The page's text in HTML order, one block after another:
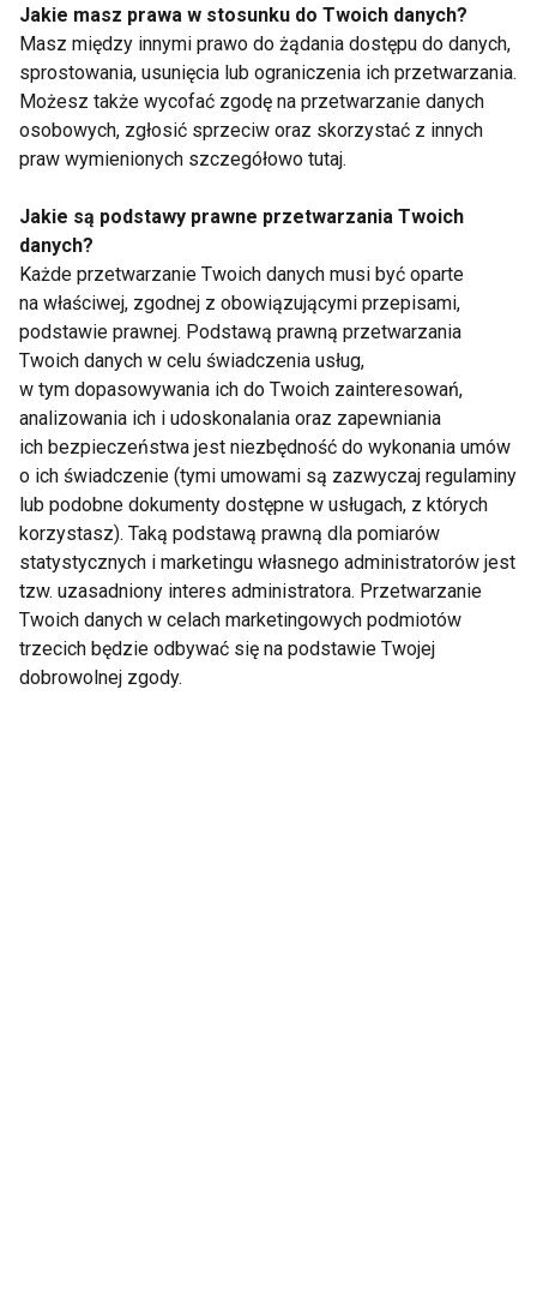
spędzonym z wnukami, a czasem przeznaczonym
na zaspokajanie własnych potrzeb i spełnianie
marzeń.
www.fit.pl
WIEK DZIEŃ BABCI SENIOR
Wiek
Otyłość i nadwaga u
dzieci to coraz
Antybiotykooporność
Jakie masz prawa w stosunku do Twoich danych?
Masz między innymi prawo do żądania dostępu do danych,
sprostowania, usunięcia lub ograniczenia ich przetwarzania.
Możesz także wycofać zgodę na przetwarzanie danych
osobowych, zgłosić sprzeciw oraz skorzystać z innych
praw wymienionych szczegółowo tutaj.
Jakie są podstawy prawne przetwarzania Twoich
danych?
Każde przetwarzanie Twoich danych musi być oparte
na właściwej, zgodnej z obowiązującymi przepisami,
podstawie prawnej. Podstawą prawną przetwarzania
Twoich danych w celu świadczenia usług,
w tym dopasowywania ich do Twoich zainteresowań,
analizowania ich i udoskonalania oraz zapewniania
ich bezpieczeństwa jest niezbędność do wykonania umów
o ich świadczenie (tymi umowami są zazwyczaj regulaminy
lub podobne dokumenty dostępne w usługach, z których
korzystasz). Taką podstawą prawną dla pomiarów
statystycznych i marketingu własnego administratorów jest
tzw. uzasadniony interes administratora. Przetwarzanie
Twoich danych w celach marketingowych podmiotów
trzecich będzie odbywać się na podstawie Twojej
dobrowolnej zgody.